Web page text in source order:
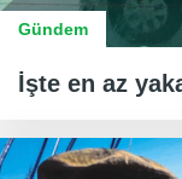
Gündem
İşte en az